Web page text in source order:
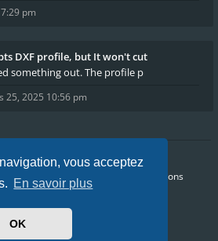
vous acceptez
En savoir plus
OK
pm
DXF profile, but It won't cut
something out. The profile p
25, 2025 10:56 pm
Confidentialité
Conditions
le dim. août 09, 2026 8:39 am